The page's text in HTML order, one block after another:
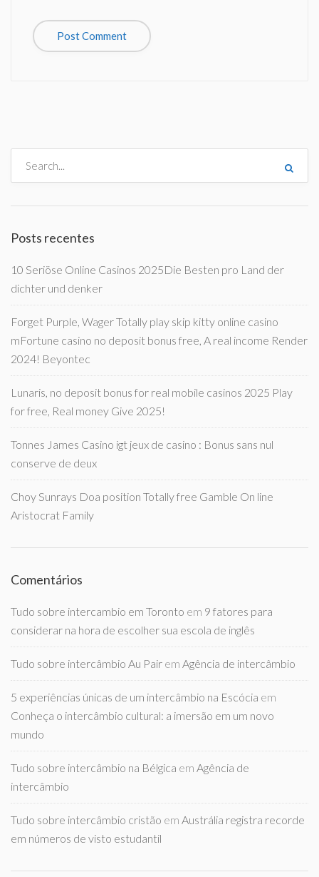
Posts recentes
10 Seriöse Online Casinos 2025Die Besten pro Land der
dichter und denker
Forget Purple, Wager Totally play skip kitty online casino
mFortune casino no deposit bonus free, A real income Render
2024! Beyontec
Lunaris, no deposit bonus for real mobile casinos 2025 Play
for free, Real money Give 2025!
Tonnes James Casino igt jeux de casino : Bonus sans nul
conserve de deux
Choy Sunrays Doa position Totally free Gamble On line
Aristocrat Family
Comentários
Tudo sobre intercambio em Toronto em 9 fatores para
considerar na hora de escolher sua escola de inglês
Tudo sobre intercâmbio Au Pair em Agência de intercâmbio
5 experiências únicas de um intercâmbio na Escócia em
Conheça o intercâmbio cultural: a imersão em um novo
mundo
Tudo sobre intercâmbio na Bélgica em Agência de
intercâmbio
Tudo sobre intercâmbio cristão em Austrália registra recorde
em números de visto estudantil